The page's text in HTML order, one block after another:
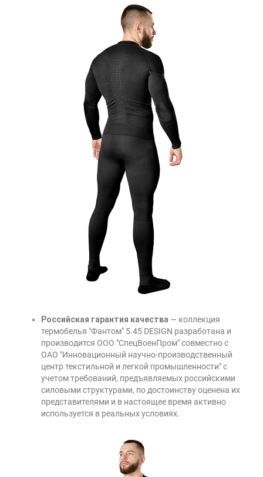
Российская гарантия качества — коллекция
термобелья "Фантом" 5.45 DESIGN разработана и
производится ООО "СпецВоенПром" совместно с
ОАО "Инновационный научно-производственный
центр текстильной и легкой промышленности" с
учетом требований, предъявляемых российскими
силовыми структурами, по достоинству оценена их
представителями и в настоящее время активно
используется в реальных условиях.